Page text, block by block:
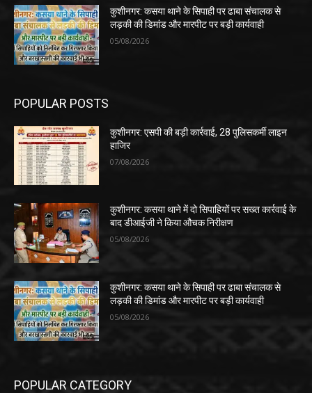
कुशीनगर: कसया थाने के सिपाही पर ढाबा संचालक से
लड़की की डिमांड और मारपीट पर बड़ी कार्यवाही
05/08/2026
POPULAR POSTS
कुशीनगर: एसपी की बड़ी कार्रवाई, 28 पुलिसकर्मी लाइन
हाजिर
07/08/2026
कुशीनगर: कसया थाने में दो सिपाहियों पर सख्त कार्रवाई के
बाद डीआईजी ने किया औचक निरीक्षण
05/08/2026
कुशीनगर: कसया थाने के सिपाही पर ढाबा संचालक से
लड़की की डिमांड और मारपीट पर बड़ी कार्यवाही
05/08/2026
POPULAR CATEGORY